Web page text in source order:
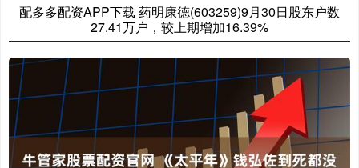
配多多配资APP下载 药明康德(603259)9月30日股东户数
27.41万户，较上期增加16.39%